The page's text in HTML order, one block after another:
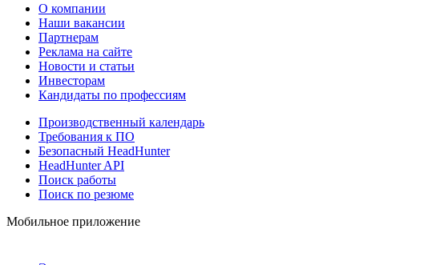
О компании
Наши вакансии
Партнерам
Реклама на сайте
Новости и статьи
Инвесторам
Кандидаты по профессиям
Производственный календарь
Требования к ПО
Безопасный HeadHunter
HeadHunter API
Поиск работы
Поиск по резюме
Мобильное приложение